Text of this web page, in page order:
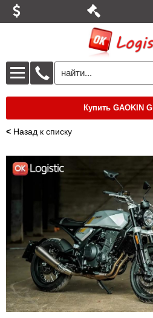
Купить GAOKIN
< Назад к списку